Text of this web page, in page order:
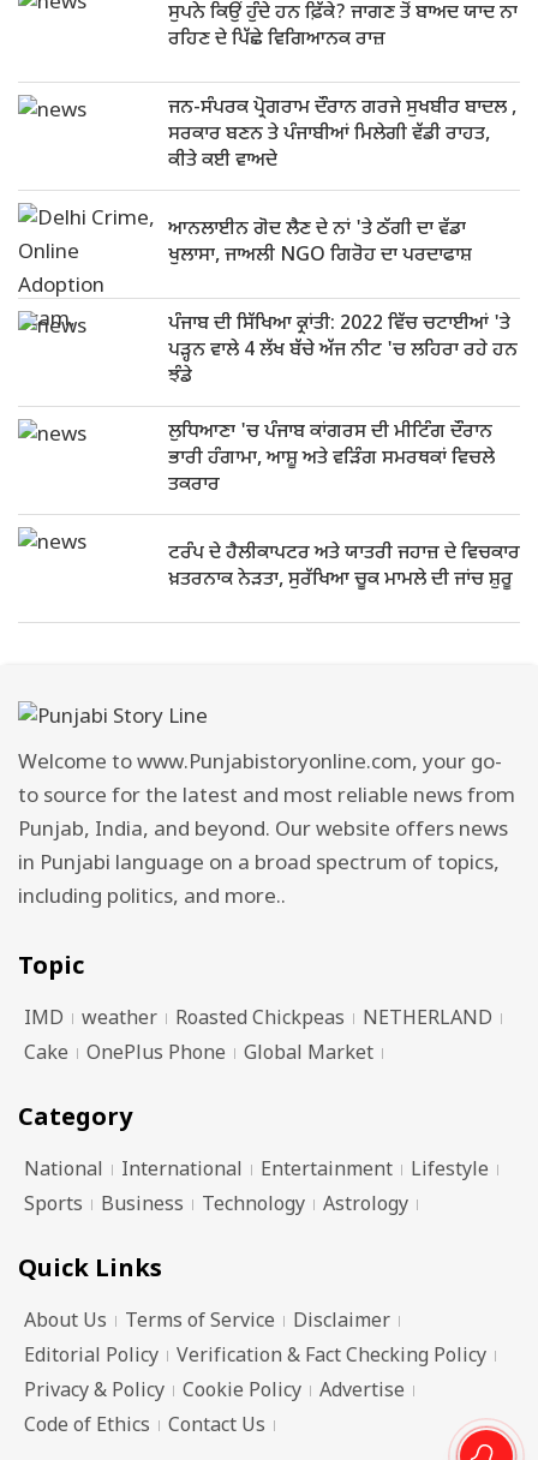
ਸੁਪਨੇ ਕਿਉਂ ਹੁੰਦੇ ਹਨ ਫ਼ਿੱਕੇ? ਜਾਗਣ ਤੋਂ ਬਾਅਦ ਯਾਦ ਨਾ
ਰਹਿਣ ਦੇ ਪਿੱਛੇ ਵਿਗਿਆਨਕ ਰਾਜ਼
ਜਨ-ਸੰਪਰਕ ਪ੍ਰੋਗਰਾਮ ਦੌਰਾਨ ਗਰਜੇ ਸੁਖਬੀਰ ਬਾਦਲ ,
ਸਰਕਾਰ ਬਣਨ ਤੇ ਪੰਜਾਬੀਆਂ ਮਿਲੇਗੀ ਵੱਡੀ ਰਾਹਤ,
ਕੀਤੇ ਕਈ ਵਾਅਦੇ
ਆਨਲਾਈਨ ਗੋਦ ਲੈਣ ਦੇ ਨਾਂ 'ਤੇ ਠੱਗੀ ਦਾ ਵੱਡਾ
ਖੁਲਾਸਾ, ਜਾਅਲੀ NGO ਗਿਰੋਹ ਦਾ ਪਰਦਾਫਾਸ਼
ਪੰਜਾਬ ਦੀ ਸਿੱਖਿਆ ਕ੍ਰਾਂਤੀ: 2022 ਵਿੱਚ ਚਟਾਈਆਂ 'ਤੇ
ਪੜ੍ਹਨ ਵਾਲੇ 4 ਲੱਖ ਬੱਚੇ ਅੱਜ ਨੀਟ 'ਚ ਲਹਿਰਾ ਰਹੇ ਹਨ
ਝੰਡੇ
ਲੁਧਿਆਣਾ 'ਚ ਪੰਜਾਬ ਕਾਂਗਰਸ ਦੀ ਮੀਟਿੰਗ ਦੌਰਾਨ
ਭਾਰੀ ਹੰਗਾਮਾ, ਆਸ਼ੂ ਅਤੇ ਵੜਿੰਗ ਸਮਰਥਕਾਂ ਵਿਚਲੇ
ਤਕਰਾਰ
ਟਰੰਪ ਦੇ ਹੈਲੀਕਾਪਟਰ ਅਤੇ ਯਾਤਰੀ ਜਹਾਜ਼ ਦੇ ਵਿਚਕਾਰ
ਖ਼ਤਰਨਾਕ ਨੇੜਤਾ, ਸੁਰੱਖਿਆ ਚੂਕ ਮਾਮਲੇ ਦੀ ਜਾਂਚ ਸ਼ੁਰੂ
Welcome to www.Punjabistoryonline.com, your go-
to source for the latest and most reliable news from
Punjab, India, and beyond. Our website offers news
in Punjabi language on a broad spectrum of topics,
including politics, and more..
Topic
IMD weather Roasted Chickpeas
NETHERLAND
Cake
OnePlus Phone Global Market
Category
National International Entertainment
Lifestyle
Sports
Business Technology Astrology
Quick Links
About Us Terms of Service
Disclaimer
Editorial Policy
Verification & Fact Checking Policy
Privacy & Policy
Cookie Policy
Advertise
Code of Ethics
Contact Us